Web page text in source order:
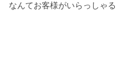
なんてお客様がいらっしゃ